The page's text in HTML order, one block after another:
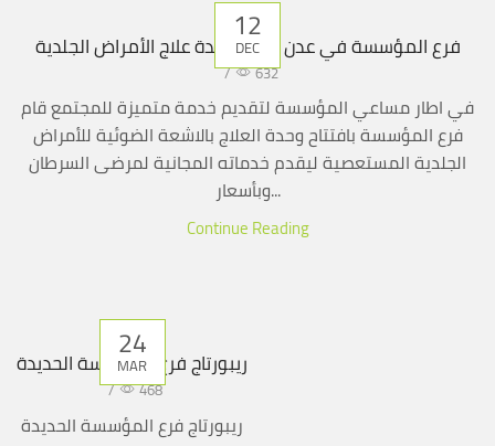
12
DEC
فرع المؤسسة في عدن يفتتح وحدة علاج الأمراض الجلدية
/ 632
في اطار مساعي المؤسسة لتقديم خدمة متميزة للمجتمع قام
فرع المؤسسة بافتتاح وحدة العلاج بالاشعة الضوئية للأمراض
الجلدية المستعصية ليقدم خدماته المجانية لمرضى السرطان
وبأسعار...
Continue Reading
24
MAR
ريبورتاج فرع المؤسسة الحديدة
/ 468
ريبورتاج فرع المؤسسة الحديدة